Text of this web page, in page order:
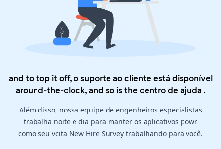
and to top it off, o suporte ao cliente está disponível
around-the-clock, and so is thecentro de ajuda .
Além disso, nossa equipe de engenheiros especialistas
trabalha noite e dia para manter os aplicativos powr
como seu vcita New Hire Survey trabalhando para você.